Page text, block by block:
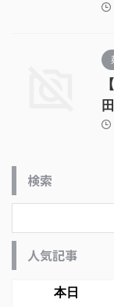
検索
人気記事
本日